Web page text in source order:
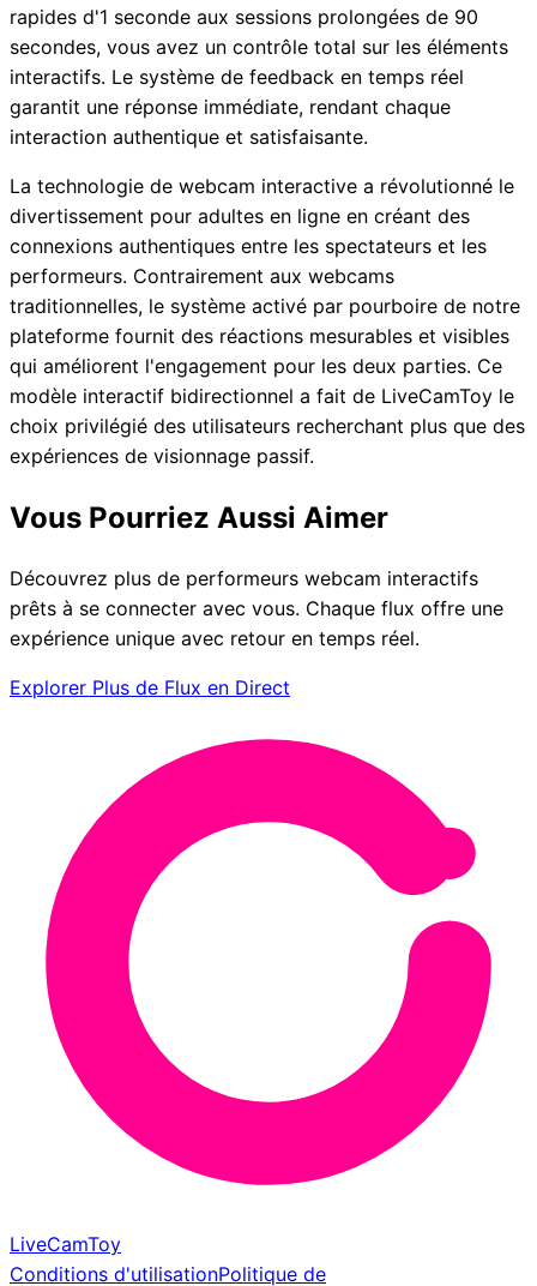
rapides d'1 seconde aux sessions prolongées de 90
secondes, vous avez un contrôle total sur les éléments
interactifs. Le système de feedback en temps réel
garantit une réponse immédiate, rendant chaque
interaction authentique et satisfaisante.
La technologie de webcam interactive a révolutionné le
divertissement pour adultes en ligne en créant des
connexions authentiques entre les spectateurs et les
performeurs. Contrairement aux webcams
traditionnelles, le système activé par pourboire de notre
plateforme fournit des réactions mesurables et visibles
qui améliorent l'engagement pour les deux parties. Ce
modèle interactif bidirectionnel a fait de LiveCamToy le
choix privilégié des utilisateurs recherchant plus que des
expériences de visionnage passif.
Vous Pourriez Aussi Aimer
Découvrez plus de performeurs webcam interactifs
prêts à se connecter avec vous. Chaque flux offre une
expérience unique avec retour en temps réel.
Explorer Plus de Flux en Direct
LiveCamToy
Conditions d'utilisationPolitique de